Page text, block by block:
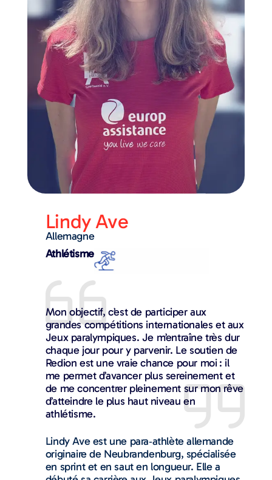
Lindy Ave​
Allemagne
Athlétisme
Mon objectif, c’est de participer aux
grandes compétitions internationales et aux
Jeux paralympiques. Je m’entraîne très dur
chaque jour pour y parvenir. Le soutien de
Redion est une vraie chance pour moi : il
me permet d’avancer plus sereinement et
de me concentrer pleinement sur mon rêve
d’atteindre le plus haut niveau en
athlétisme.
Lindy Ave est une para‑athlète allemande
originaire de Neubrandenburg, spécialisée
en sprint et en saut en longueur. Elle a